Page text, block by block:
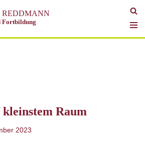
REDDMANN
Fortbildung
kleinstem Raum
2023